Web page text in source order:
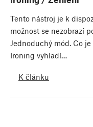
Tento nástroj je k
možnost se nezobrazí
Jednoduchý mód. Co
Ironing vyhladí…
K článku